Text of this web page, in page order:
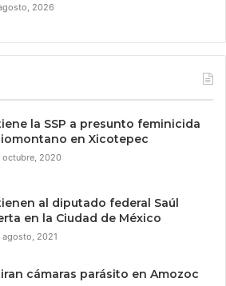
2026
la SSP a presunto feminicida
en Xicotepec
octubre, 2020
al diputado federal Saúl
en la Ciudad de México
agosto, 2021
cámaras parásito en Amozoc